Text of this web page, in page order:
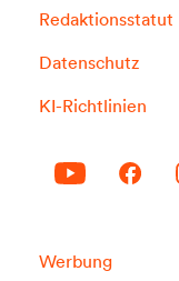
Redaktionsstatut
Datenschutz
KI-Richtlinien
Werbung